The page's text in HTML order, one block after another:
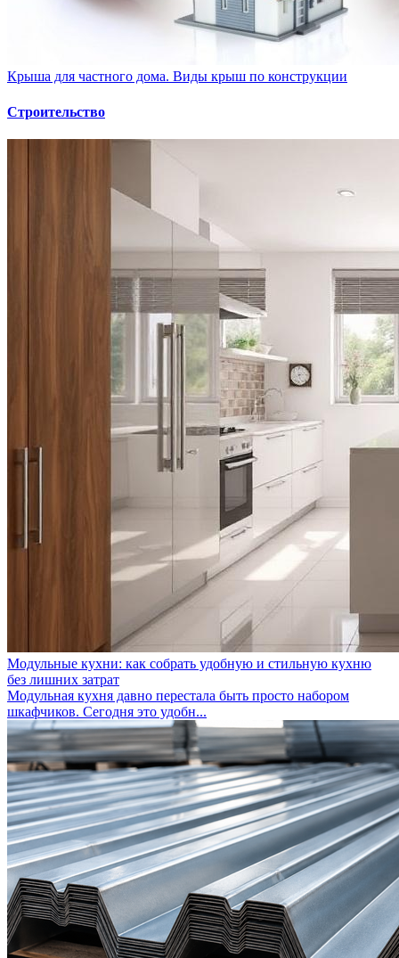
Крыша для частного дома. Виды крыш по конструкции
Строительство
Модульные кухни: как собрать удобную и стильную кухню
без лишних затрат
Модульная кухня давно перестала быть просто набором
шкафчиков. Сегодня это удобн...